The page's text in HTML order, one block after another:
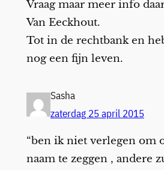
Vraag maar meer info
Van Eeckhout.
Tot in de rechtbank en
nog een fijn leven.
Sasha
zaterdag 25 april 2015
“ben ik niet verlegen om
naam te zeggen , andere